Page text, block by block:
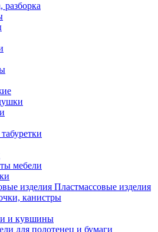
разборка
мебели
Пластмассовые изделия
канистры
и кувшины
для полотенец и бумаги